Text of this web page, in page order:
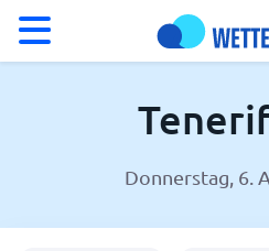
Wetter in TeneriffaDonnerstag, 6.